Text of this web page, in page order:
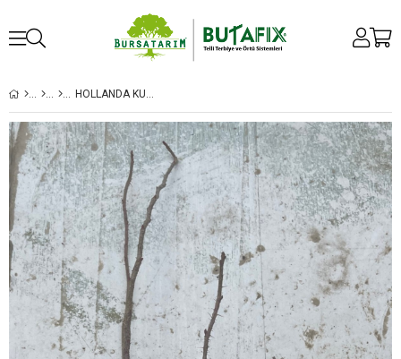
HOLLANDA KUŞBURNU ROSA RUGOSA - VIYOL